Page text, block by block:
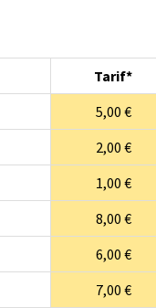
Tarif*
5,00 €
2,00 €
1,00 €
8,00 €
6,00 €
7,00 €